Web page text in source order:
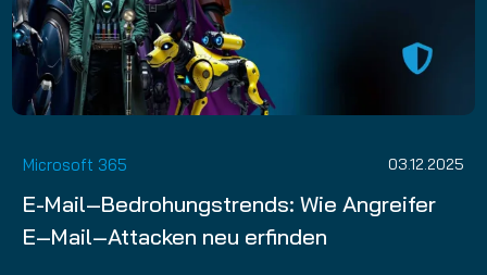
Microsoft 365 03.12.2025
E-Mail‑Bedrohungstrends: Wie Angreifer
E‑Mail‑Attacken neu erfinden